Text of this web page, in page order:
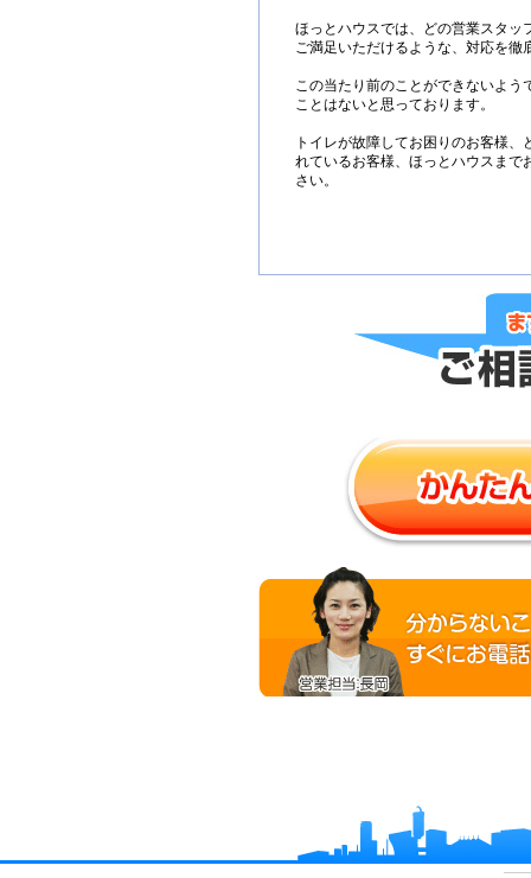
ほっとハウスでは、どの営業スタッ
ご満足いただけるような、対応を徹
この当たり前のことができないよう
ことはないと思っております。
トイレが故障してお困りのお客様
れているお客様、ほっとハウスまで
さい。